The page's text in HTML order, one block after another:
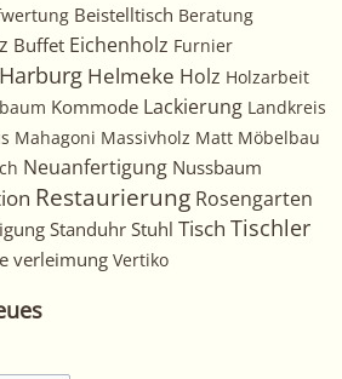
Beistelltisch Beratung
Buffet Eichenholz Furnier
Harburg Helmeke Holz Holzarbeit
Kommode Lackierung Landkreis
Mahagoni Massivholz Matt Möbelbau
Neuanfertigung Nussbaum
Restaurierung Rosengarten
Standuhr Stuhl Tisch Tischler
verleimung Vertiko